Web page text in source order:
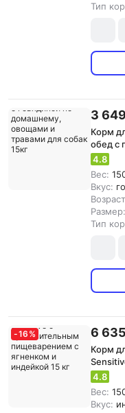
Тип
3
Корм
обед с
4.8
Вес:
Вкус:
Размер:
Тип
-16 % 6
Корм
4.8
Вес:
Вкус: